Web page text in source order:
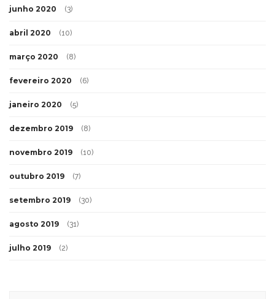
junho 2020 (3)
abril 2020 (10)
março 2020 (8)
fevereiro 2020 (6)
janeiro 2020 (5)
dezembro 2019 (8)
novembro 2019 (10)
outubro 2019 (7)
setembro 2019 (30)
agosto 2019 (31)
julho 2019 (2)